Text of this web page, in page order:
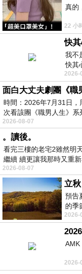
真的
22 小
快
我不
快其
愉快
2026-
面白大丈夫劇團《職
時間：2026年7月31日
次看該團《職男人生》
2026-08-07
。讀後。
看完三樓的老宅2雖然明
繼續 續更讓我那時又重
有
2026-08-07
立秋
預告
的季
舒心
2026-
AMK
2026-